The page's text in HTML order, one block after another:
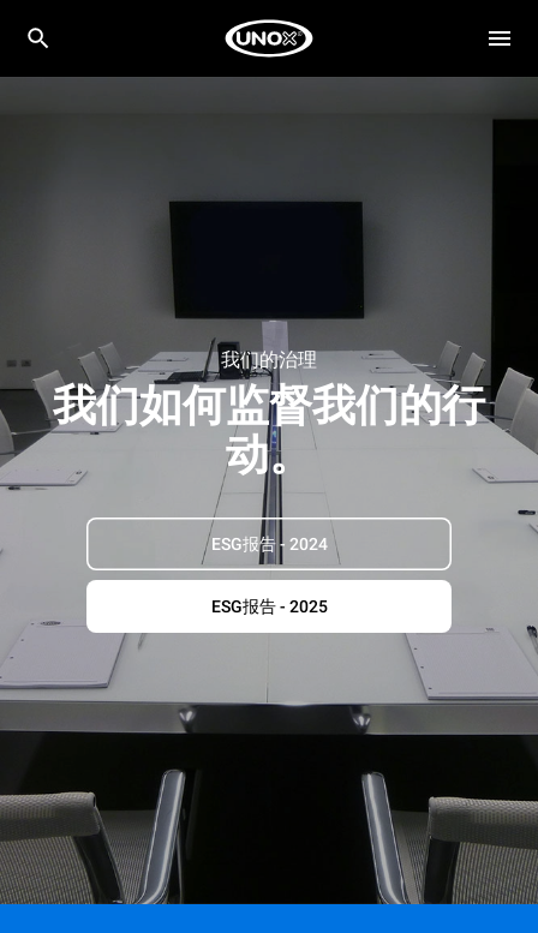
我们的治理
我们如何监督我们的行
动。
ESG报告 - 2024
ESG报告 - 2025